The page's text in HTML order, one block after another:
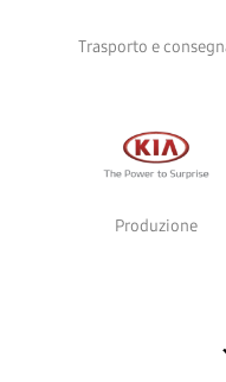
Trasporto e
Produzione